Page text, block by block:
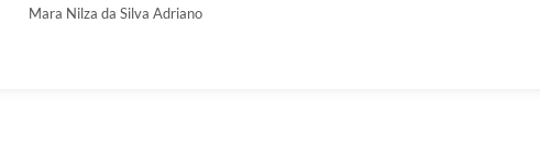
Mara Nilza da Silva Adriano